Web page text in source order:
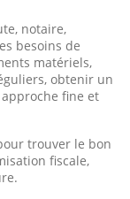
notaire,
besoins de
matériels,
obtenir un
fine et
trouver le bon
fiscale,